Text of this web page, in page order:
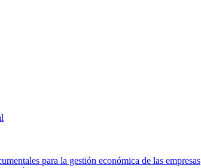
para la gestión económica de las empresas